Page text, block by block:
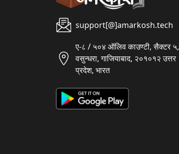
support[@]amarkosh.tech
ए-८ / ५०४ ऑलिव काउण्टी, सैक्टर ५,
वसुन्धरा, गाजियाबाद, २०१०१२ उत्तर
प्रदेश, भारत